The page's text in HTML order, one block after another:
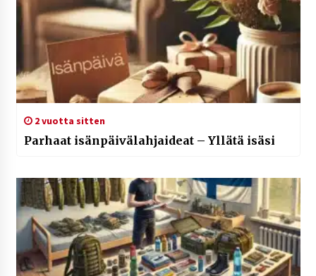
2 vuotta sitten
Parhaat isänpäivälahjaideat – Yllätä isäsi